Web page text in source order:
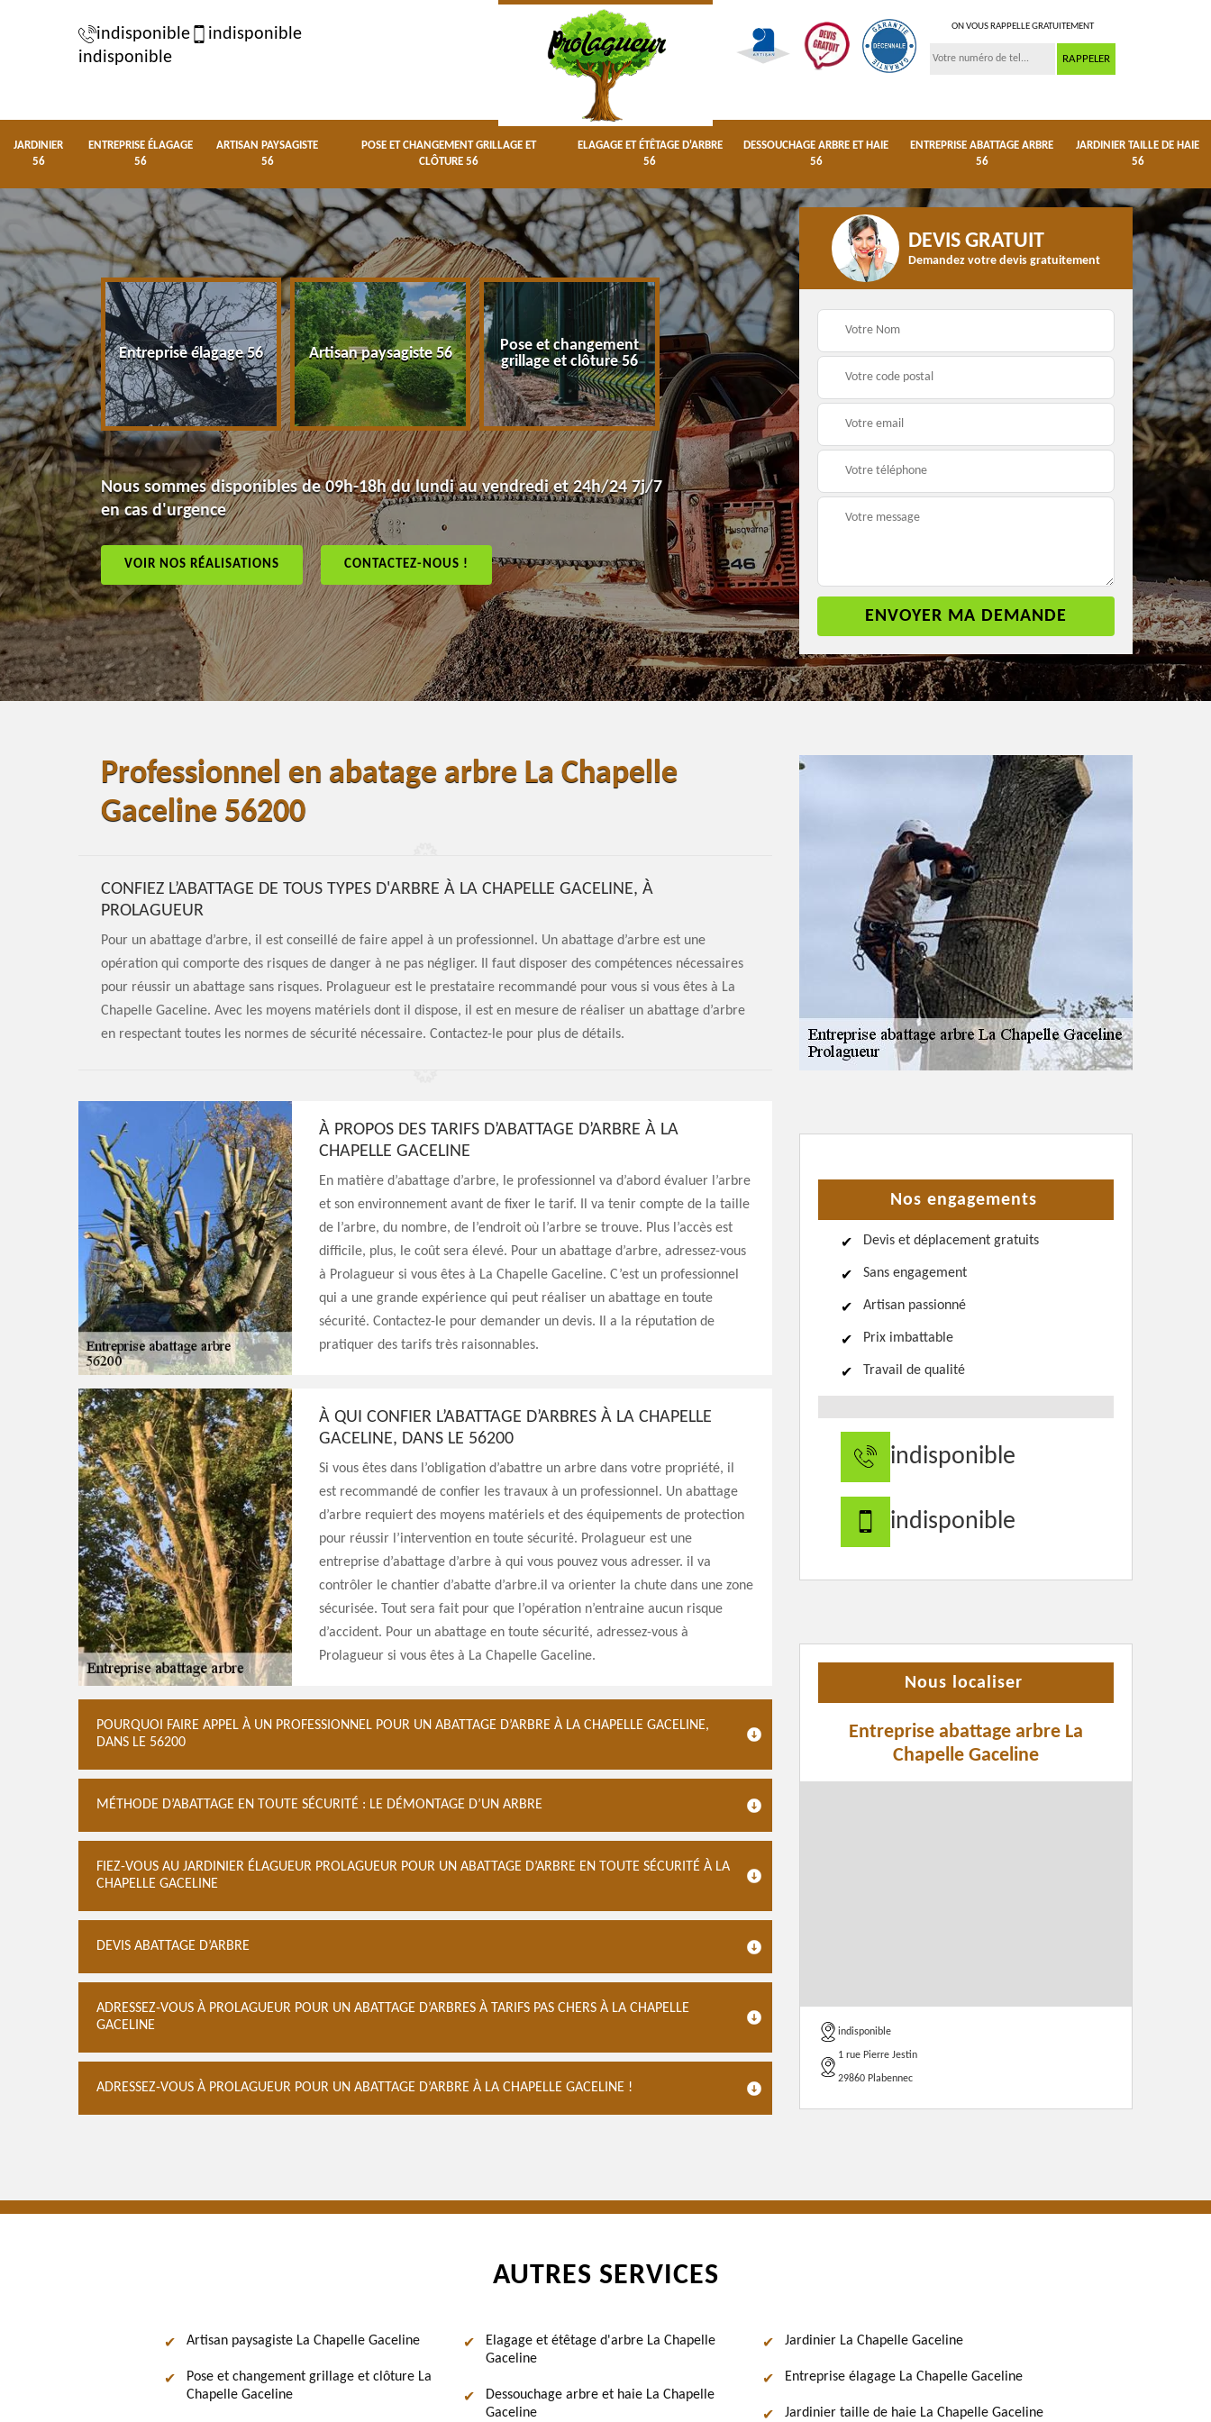
indisponible
indisponible
indisponible
ON VOUS RAPPELLE GRATUITEMENT
JARDINIER
56
ENTREPRISE ÉLAGAGE
56
ARTISAN PAYSAGISTE
56
POSE ET CHANGEMENT GRILLAGE ET
CLÔTURE 56
ELAGAGE ET ÉTÊTAGE D'ARBRE
56
DESSOUCHAGE ARBRE ET HAIE
56
ENTREPRISE ABATTAGE ARBRE
56
JARDINIER TAILLE DE HAIE
56
56 Entreprise élagage 56 Artisan paysagiste 56
Pose et changement
grillage et clôture 56
Elagage et étêtage
d'arbre 56
haie 56
Entreprise abattage
arbre 56
Nous sommes disponibles de 09h-18h du lundi au vendredi et 24h/24 7j/7
en cas d'urgence
VOIR NOS RÉALISATIONS CONTACTEZ-NOUS !
DEVIS GRATUIT
Demandez votre devis gratuitement
Professionnel en abatage arbre La Chapelle
Gaceline 56200
CONFIEZ L’ABATTAGE DE TOUS TYPES D'ARBRE À LA CHAPELLE GACELINE, À
PROLAGUEUR
Pour un abattage d’arbre, il est conseillé de faire appel à un professionnel. Un abattage d’arbre est une
opération qui comporte des risques de danger à ne pas négliger. Il faut disposer des compétences nécessaires
pour réussir un abattage sans risques. Prolagueur est le prestataire recommandé pour vous si vous êtes à La
Chapelle Gaceline. Avec les moyens matériels dont il dispose, il est en mesure de réaliser un abattage d’arbre
en respectant toutes les normes de sécurité nécessaire. Contactez-le pour plus de détails.
À PROPOS DES TARIFS D’ABATTAGE D’ARBRE À LA
CHAPELLE GACELINE
En matière d’abattage d’arbre, le professionnel va d’abord évaluer l’arbre
et son environnement avant de fixer le tarif. Il va tenir compte de la taille
de l’arbre, du nombre, de l’endroit où l’arbre se trouve. Plus l’accès est
difficile, plus, le coût sera élevé. Pour un abattage d’arbre, adressez-vous
à Prolagueur si vous êtes à La Chapelle Gaceline. C’est un professionnel
qui a une grande expérience qui peut réaliser un abattage en toute
sécurité. Contactez-le pour demander un devis. Il a la réputation de
pratiquer des tarifs très raisonnables.
À QUI CONFIER L’ABATTAGE D’ARBRES À LA CHAPELLE
GACELINE, DANS LE 56200
Si vous êtes dans l’obligation d’abattre un arbre dans votre propriété, il
est recommandé de confier les travaux à un professionnel. Un abattage
d’arbre requiert des moyens matériels et des équipements de protection
pour réussir l’intervention en toute sécurité. Prolagueur est une
entreprise d’abattage d’arbre à qui vous pouvez vous adresser. il va
contrôler le chantier d’abatte d’arbre.il va orienter la chute dans une zone
sécurisée. Tout sera fait pour que l’opération n’entraine aucun risque
d’accident. Pour un abattage en toute sécurité, adressez-vous à
Prolagueur si vous êtes à La Chapelle Gaceline.
POURQUOI FAIRE APPEL À UN PROFESSIONNEL POUR UN ABATTAGE D’ARBRE À LA CHAPELLE GACELINE,
DANS LE 56200
MÉTHODE D’ABATTAGE EN TOUTE SÉCURITÉ : LE DÉMONTAGE D’UN ARBRE
FIEZ-VOUS AU JARDINIER ÉLAGUEUR PROLAGUEUR POUR UN ABATTAGE D’ARBRE EN TOUTE SÉCURITÉ À LA
CHAPELLE GACELINE
DEVIS ABATTAGE D’ARBRE
ADRESSEZ-VOUS À PROLAGUEUR POUR UN ABATTAGE D’ARBRES À TARIFS PAS CHERS À LA CHAPELLE
GACELINE
ADRESSEZ-VOUS À PROLAGUEUR POUR UN ABATTAGE D’ARBRE À LA CHAPELLE GACELINE !
Nos engagements
Devis et déplacement gratuits
Sans engagement
Artisan passionné
Prix imbattable
Travail de qualité
indisponible
indisponible
Nous localiser
Entreprise abattage arbre La
Chapelle Gaceline
indisponible
1 rue Pierre Jestin
29860 Plabennec
AUTRES SERVICES
Artisan paysagiste La Chapelle Gaceline
Pose et changement grillage et clôture La
Chapelle Gaceline
Elagage et étêtage d'arbre La Chapelle
Gaceline
Dessouchage arbre et haie La Chapelle
Gaceline
Jardinier La Chapelle Gaceline
Entreprise élagage La Chapelle Gaceline
Jardinier taille de haie La Chapelle Gaceline